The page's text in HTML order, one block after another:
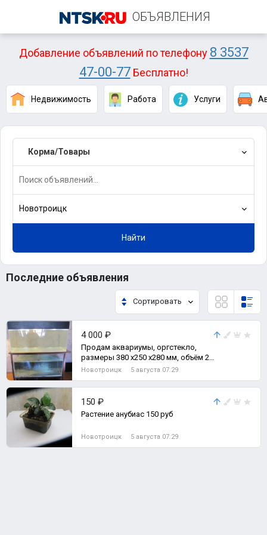
ОБЪЯВЛЕНИЯ
Добавление объявлений по телефону 8 3537
47-00-77Бесплатно!
Недвижимость Работа Услуги
Корма/Товары
Новотроицк
Найти
Последние объявления
Сортировать
4 000 ₽
Продам аквариумы, оргстекло,
размеры 380 х250 х280 мм, объём 26
литров, цена 500 руб; размеры 290
Новотроицк 5 августа 07:29
150 ₽
Растение анубиас 150 руб
Новотроицк 5 августа 07:29